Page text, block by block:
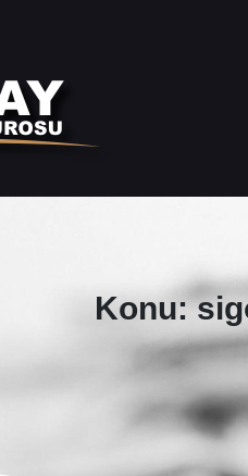
Konu: